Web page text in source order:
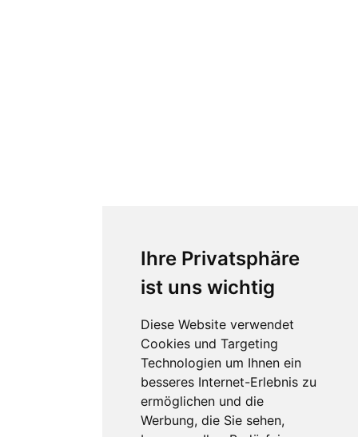
Ihre Privatsphäre
ist uns wichtig
Diese Website verwendet
Cookies und Targeting
Technologien um Ihnen ein
besseres Internet-Erlebnis zu
ermöglichen und die
Werbung, die Sie sehen,